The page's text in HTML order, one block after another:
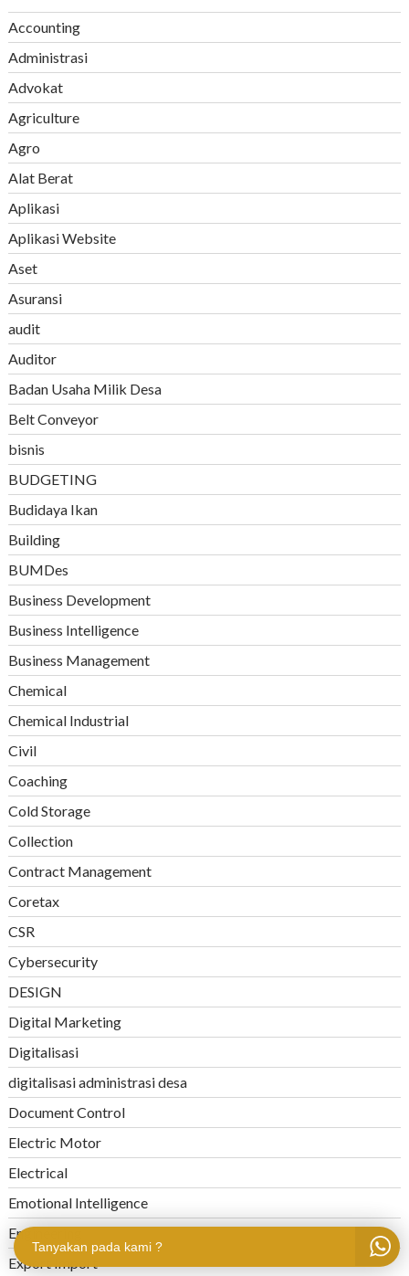
Accounting
Administrasi
Advokat
Agriculture
Agro
Alat Berat
Aplikasi
Aplikasi Website
Aset
Asuransi
audit
Auditor
Badan Usaha Milik Desa
Belt Conveyor
bisnis
BUDGETING
Budidaya Ikan
Building
BUMDes
Business Development
Business Intelligence
Business Management
Chemical
Chemical Industrial
Civil
Coaching
Cold Storage
Collection
Contract Management
Coretax
CSR
Cybersecurity
DESIGN
Digital Marketing
Digitalisasi
digitalisasi administrasi desa
Document Control
Electric Motor
Electrical
Emotional Intelligence
Engineering
Export Import
Tanyakan pada kami ?